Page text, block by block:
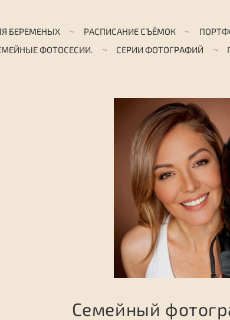
БЕРЕМЕНЫХ РАСПИСАНИЕ СЪЁМОК
ФОТОСЕСИИ.
СЕРИИ ФОТОГРАФИЙ
Семейный